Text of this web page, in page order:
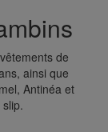
de
ainsi que
Antinéa et